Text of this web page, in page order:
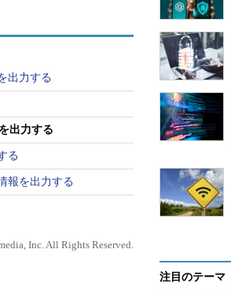
出力する
出力する
る
報を出力する
Inc. All Rights Reserved.
注目のテーマ